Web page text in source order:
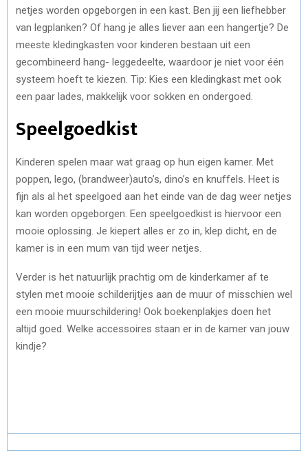
netjes worden opgeborgen in een kast. Ben jij een liefhebber
van legplanken? Of hang je alles liever aan een hangertje? De
meeste kledingkasten voor kinderen bestaan uit een
gecombineerd hang- leggedeelte, waardoor je niet voor één
systeem hoeft te kiezen. Tip: Kies een kledingkast met ook
een paar lades, makkelijk voor sokken en ondergoed.
Speelgoedkist
Kinderen spelen maar wat graag op hun eigen kamer. Met
poppen, lego, (brandweer)auto’s, dino’s en knuffels. Heet is
fijn als al het speelgoed aan het einde van de dag weer netjes
kan worden opgeborgen. Een speelgoedkist is hiervoor een
mooie oplossing. Je kiepert alles er zo in, klep dicht, en de
kamer is in een mum van tijd weer netjes.
Verder is het natuurlijk prachtig om de kinderkamer af te
stylen met mooie schilderijtjes aan de muur of misschien wel
een mooie muurschildering! Ook boekenplakjes doen het
altijd goed. Welke accessoires staan er in de kamer van jouw
kindje?